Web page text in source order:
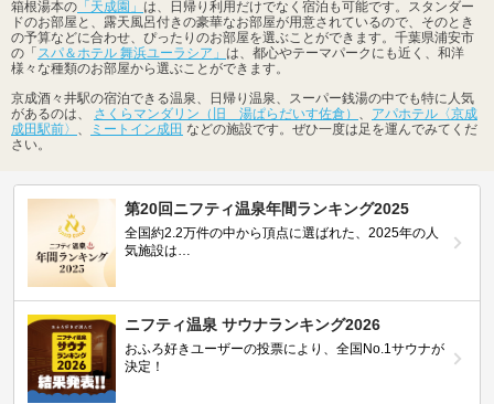
箱根湯本の 「天成園」 は、日帰り利用だけでなく宿泊も可能です。スタンダー
ドのお部屋と、露天風呂付きの豪華なお部屋が用意されているので、そのとき
の予算などに合わせ、ぴったりのお部屋を選ぶことができます。千葉県浦安市
の「スパ＆ホテル 舞浜ユーラシア」 は、都心やテーマパークにも近く、和洋
様々な種類のお部屋から選ぶことができます。
京成酒々井駅の宿泊できる温泉、日帰り温泉、スーパー銭湯の中でも特に人気
があるのは、 さくらマンダリン（旧 湯ぱらだいす佐倉） 、 アパホテル〈京成
成田駅前〉 、 ミートイン成田 などの施設です。ぜひ一度は足を運んでみてくだ
さい。
第20回ニフティ温泉年間ランキング2025
全国約2.2万件の中から頂点に選ばれた、2025年の人
気施設は…
ニフティ温泉 サウナランキング2026
おふろ好きユーザーの投票により、全国No.1サウナが
決定！